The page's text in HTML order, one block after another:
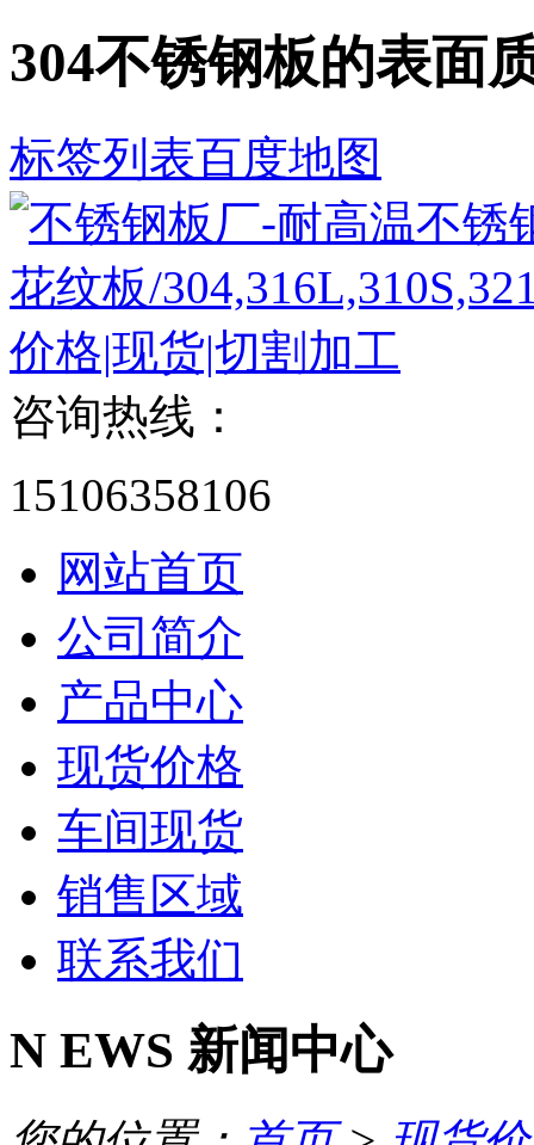
304不锈钢板的表面
标签列表百度地图
咨询热线：
15106358106
网站首页
公司简介
产品中心
现货价格
车间现货
销售区域
联系我们
N EWS 新闻中心